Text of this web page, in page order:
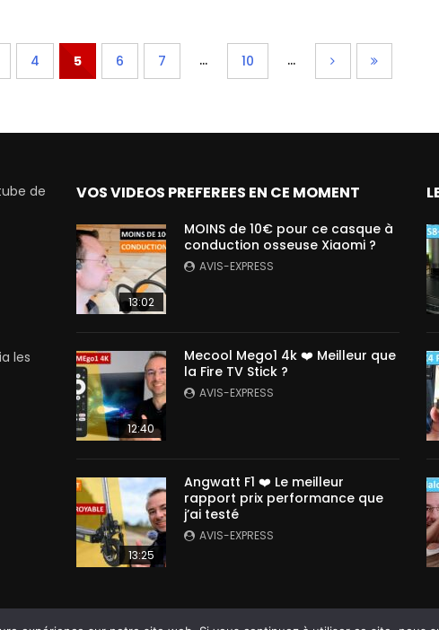
4 5 6 7 ... 10 ...
de
les
VOS VIDEOS PREFEREES EN CE MOMENT
13:02
MOINS de 10€ pour ce casque à
conduction osseuse Xiaomi ?
AVIS-EXPRESS
12:40
Mecool Mego1 4k ❤️ Meilleur que
la Fire TV Stick ?
AVIS-EXPRESS
13:25
Angwatt F1 ❤️ Le meilleur
rapport prix performance que
j’ai testé
AVIS-EXPRESS